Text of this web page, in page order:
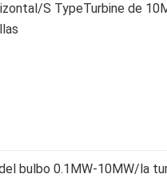
S TypeTurbine de
bulbo 0.1MW-10MW/la